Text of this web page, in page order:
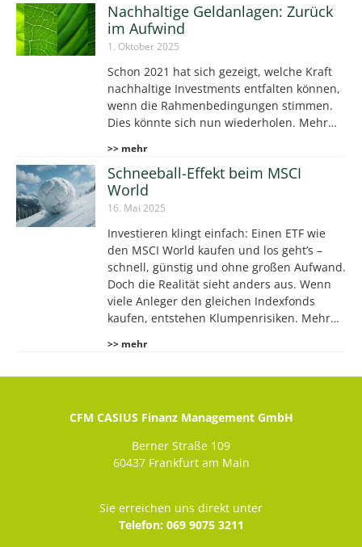
Nachhaltige Geldanlagen: Zurück
im Aufwind
1. Oktober 2025
Schon 2021 hat sich gezeigt, welche Kraft
nachhaltige Investments entfalten können,
wenn die Rahmenbedingungen stimmen.
Dies könnte sich nun wiederholen. Mehr…
>> mehr
Schneeball-Effekt beim MSCI
World
16. Mai 2025
Investieren klingt einfach: Einen ETF wie
den MSCI World kaufen und los geht’s –
schnell, günstig und ohne großen Aufwand.
Doch die Realität sieht anders aus. Wenn
viele Anleger den gleichen Indexfonds
kaufen, entstehen Klumpenrisiken. Mehr…
>> mehr
CFM CASIUS Finanz Management GmbH
Berner Straße 109
60437 Frankfurt am Main
Sie erreichen uns direkt unter
Telefon: 069 9075 3211